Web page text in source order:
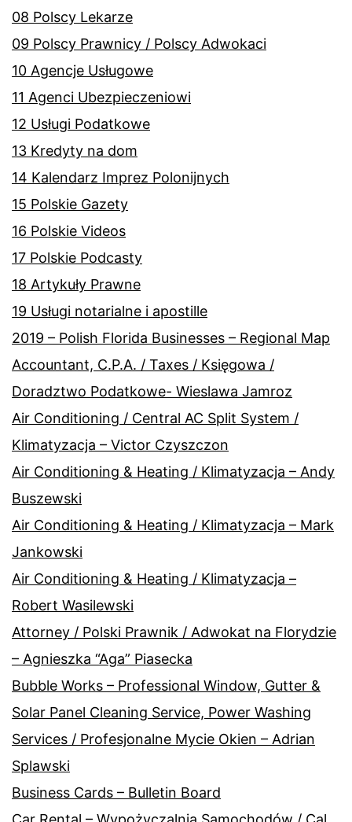
08 Polscy Lekarze
09 Polscy Prawnicy / Polscy Adwokaci
10 Agencje Usługowe
11 Agenci Ubezpieczeniowi
12 Usługi Podatkowe
13 Kredyty na dom
14 Kalendarz Imprez Polonijnych
15 Polskie Gazety
16 Polskie Videos
17 Polskie Podcasty
18 Artykuły Prawne
19 Usługi notarialne i apostille
2019 – Polish Florida Businesses – Regional Map
Accountant, C.P.A. / Taxes / Księgowa /
Doradztwo Podatkowe- Wieslawa Jamroz
Air Conditioning / Central AC Split System /
Klimatyzacja – Victor Czyszczon
Air Conditioning & Heating / Klimatyzacja – Andy
Buszewski
Air Conditioning & Heating / Klimatyzacja – Mark
Jankowski
Air Conditioning & Heating / Klimatyzacja –
Robert Wasilewski
Attorney / Polski Prawnik / Adwokat na Florydzie
– Agnieszka “Aga” Piasecka
Bubble Works – Professional Window, Gutter &
Solar Panel Cleaning Service, Power Washing
Services / Profesjonalne Mycie Okien – Adrian
Splawski
Business Cards – Bulletin Board